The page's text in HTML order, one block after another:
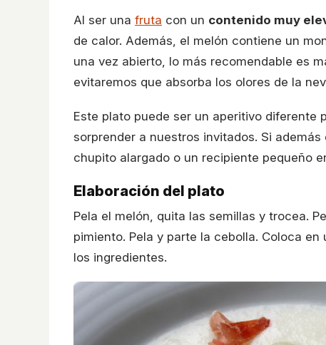
Al ser una fruta con un contenido muy
de calor. Además, el melón contiene un
una vez abierto, lo más recomendable es
evitaremos que absorba los olores de la
Este plato puede ser un aperitivo diferente
sorprender a nuestros invitados. Si
chupito alargado o un recipiente pequeño
Elaboración del plato
Pela el melón, quita las semillas y trocea.
pimiento. Pela y parte la cebolla. Coloca
los ingredientes.